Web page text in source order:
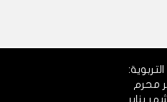
محرم
يناير